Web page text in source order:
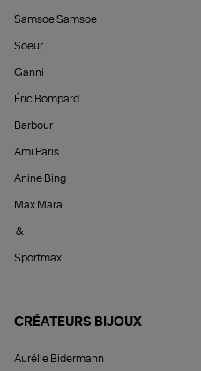
Samsoe Samsoe
Soeur
Ganni
Éric Bompard
Barbour
Ami Paris
Anine Bing
Max Mara
&
Sportmax
CRÉATEURS BIJOUX
Aurélie Bidermann